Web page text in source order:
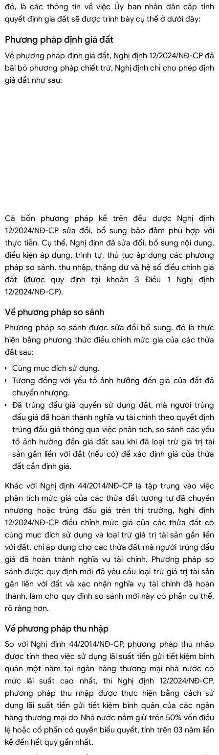
đó, là các thông tin về việc Ủy ban nhân dân cấp tỉnh
quyết định giá đất sẽ được trình bày cụ thể ở dưới đây:
Phương pháp định giá đất
Về phương pháp định giá đất, Nghị định 12/2024/NĐ-CP đã
bãi bỏ phương pháp chiết trừ, Nghị định chỉ cho phép định
giá đất như sau:
Cả bốn phương pháp kể trên đều dược Nghị định
12/2024/NĐ-CP sửa đổi, bổ sung bảo đảm phù hợp với
thực tiễn. Cụ thể, Nghị định đã sửa đổi, bổ sung nội dung,
điều kiện áp dụng, trình tự, thủ tục áp dụng các phương
pháp so sánh, thu nhập, thặng dư và hệ số điều chỉnh giá
đất (được quy định tại khoản 3 Điều 1 Nghị định
12/2024/NĐ-CP).
Về phương pháp so sánh
Phương pháp so sánh được sửa đổi bổ sung, đó là thực
hiện bằng phương thức điều chỉnh mức giá của các thửa
đất sau:
Cùng mục đích sử dụng.
Tương đồng với yếu tố ảnh hưởng đến giá của đất đã
chuyển nhượng.
Đã trúng đấu giá quyền sử dụng đất, mà người trúng
đấu giá đã hoàn thành nghĩa vụ tài chính theo quyết định
trúng đấu giá thông qua việc phân tích, so sánh các yếu
tố ảnh hưởng đến giá đất sau khi đã loại trừ giá trị tài
sản gắn liền với đất (nếu có) để xác định giả của thửa
đất cần định giá.
Khác với Nghị định 44/2014/NĐ-CP là tập trung vào việc
phân tích mức giá của các thửa đất tương tự đã chuyển
nhượng hoặc trúng đấu giá trên thị trường, Nghị định
12/2024/NĐ-CP điều chỉnh mức giá của các thửa đất có
cùng mục đích sử dụng và loại trừ giá trị tài sản gắn liền
với đất, chỉ áp dụng cho các thửa đất mà người trúng đấu
giá đã hoàn thành nghĩa vụ tài chính. Phương pháp so
sánh được quy định mới đã yêu cầu loại trừ giá trị tài sản
gắn liền với đất và xác nhận nghĩa vụ tài chính đã hoàn
thành, làm cho quy định so sánh mới này có phần cụ thể,
rõ ràng hơn.
Về phương pháp thu nhập
So với Nghị định 44/2014/NĐ-CP, phương pháp thu nhập
được tính theo việc sử dụng lãi suất tiền gửi tiết kiệm bình
quân một năm tại ngân hàng thương mại nhà nước có
mức lãi suất cao nhất, thì Nghị định 12/2024/NĐ-CP,
phương pháp thu nhập được thực hiện bằng cách sử
dụng lãi suất tiền gửi tiết kiệm bình quân của các ngân
hàng thương mại do Nhà nước nắm giữ trên 50% vốn điều
lệ hoặc cổ phần có quyền biểu quyết, tính trên 03 năm liền
kề đến hết quý gần nhất.